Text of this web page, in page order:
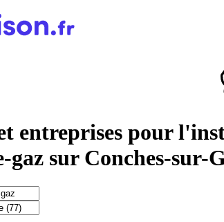
entreprises pour
gaz sur Conches-sur-